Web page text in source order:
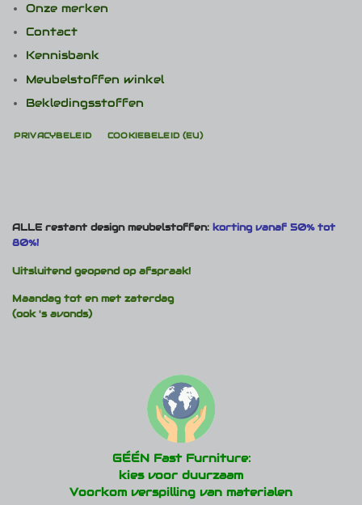
Onze merken
Contact
Kennisbank
Meubelstoffen winkel
Bekledingsstoffen
PRIVACYBELEID COOKIEBELEID (EU)
ALLE restant design meubelstoffen: korting vanaf 50% tot
80%!
Uitsluitend geopend op afspraak!
Maandag tot en met zaterdag
(ook 's avonds)
GÉÉN Fast Furniture:
kies voor duurzaam
Voorkom verspilling van materialen